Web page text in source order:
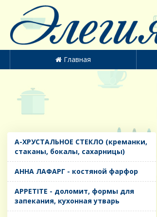
Главная
A-ХРУСТАЛЬНОЕ СТЕКЛО (креманки,
стаканы, бокалы, сахарницы)
AHHA ЛАФАРГ - костяной фарфор
APPETITE - доломит, формы для
запекания, кухонная утварь